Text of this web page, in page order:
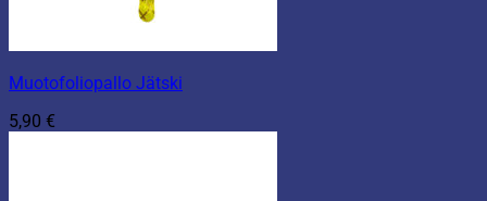
Muotofoliopallo Jätski
5,90 €